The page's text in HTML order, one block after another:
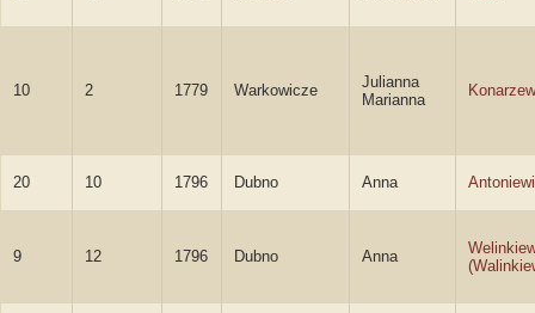
10 2 1779 Warkowicze
Julianna
Marianna
20 10 1796 Dubno Anna
9 12 1796 Dubno Anna